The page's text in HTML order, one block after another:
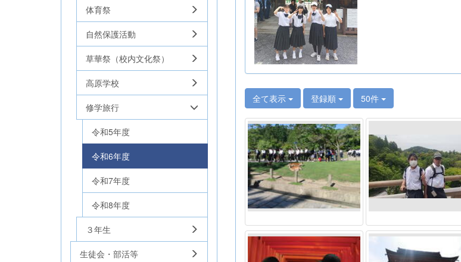
全て表示 登録順 50件
体育祭
自然保護活動
草華祭（校内文化祭）
高原学校
修学旅行
令和5年度
令和6年度
令和7年度
令和8年度
３年生
生徒会・部活等